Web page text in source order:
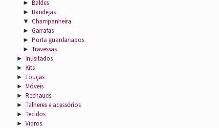
► Baldes
► Bandejas
▼ Champanheira
► Garrafas
► Porta guardanapos
► Travessas
► Inusitados
► Kits
► Louças
► Móveis
► Rechauds
► Talheres e acessórios
► Tecidos
► Vidros